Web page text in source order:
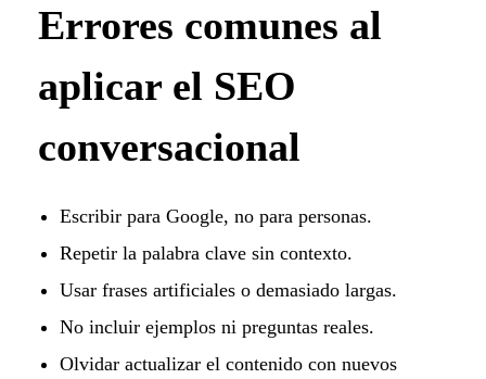
Errores comunes al
aplicar el SEO
conversacional
Escribir para Google, no para personas.
Repetir la palabra clave sin contexto.
Usar frases artificiales o demasiado largas.
No incluir ejemplos ni preguntas reales.
Olvidar actualizar el contenido con nuevos